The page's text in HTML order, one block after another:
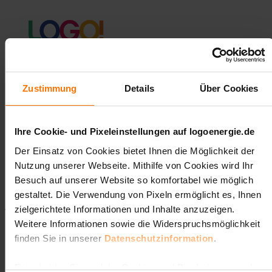
Zustimmung Details Über Cookies
Ihre Cookie- und Pixeleinstellungen auf logoenergie.de
Der Einsatz von Cookies bietet Ihnen die Möglichkeit der
Nutzung unserer Webseite. Mithilfe von Cookies wird Ihr
Besuch auf unserer Website so komfortabel wie möglich
gestaltet. Die Verwendung von Pixeln ermöglicht es, Ihnen
zielgerichtete Informationen und Inhalte anzuzeigen.
Weitere Informationen sowie die Widerspruchsmöglichkeit
finden Sie in unserer Datenschutzinformation.
Entscheiden Sie, welche Cookies und Pixel wir verwenden
Fragen und
Antworten
Startseite Verfügbarkeit
Verfügbarkeit